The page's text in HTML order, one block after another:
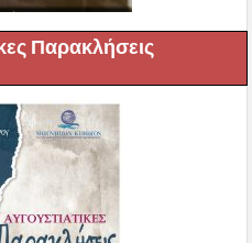
Παρακλήσεις